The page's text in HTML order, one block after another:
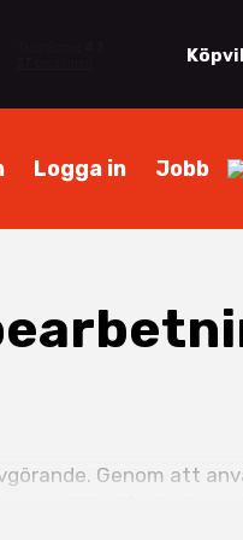
Logga in Jobb
Genom att
stillestånd och ger